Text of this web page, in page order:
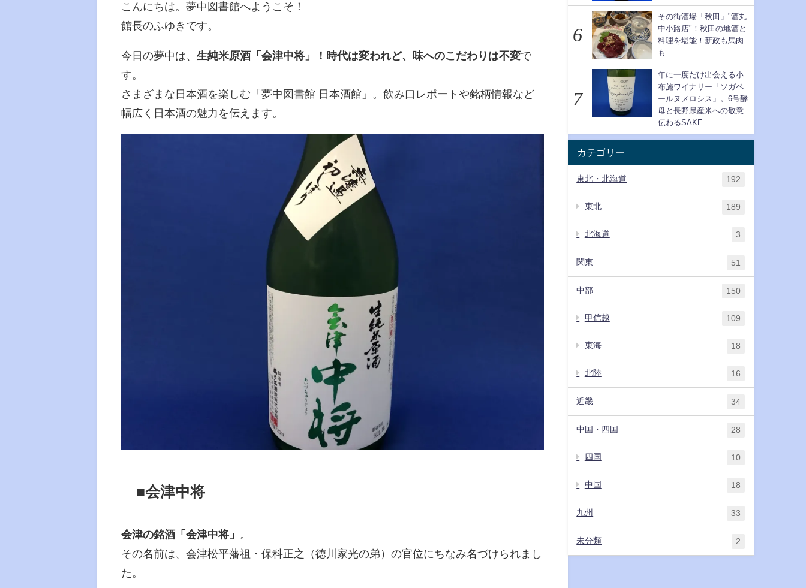
こんにちは。夢中図書館へようこそ！
館長のふゆきです。
今日の夢中は、生純米原酒「会津中将」！時代は変われど、味へのこだわりは不変で
す。
さまざまな日本酒を楽しむ「夢中図書館 日本酒館」。飲み口レポートや銘柄情報など
幅広く日本酒の魅力を伝えます。
■会津中将
会津の銘酒「会津中将」 。
その名前は、会津松平藩祖・保科正之（徳川家光の弟）の官位にちなみ名づけられまし
た。
その街酒場「秋田」"酒丸
中小路店"！秋田の地酒と
料理を堪能！新政も馬肉
も
年に一度だけ出会える小
布施ワイナリー「ソガペ
ールヌメロシス」。6号酵
母と長野県産米への敬意
伝わるSAKE
カテゴリー
東北・北海道 192
東北 189
北海道 3
関東 51
中部 150
甲信越 109
東海 18
北陸 16
近畿 34
中国・四国 28
四国 10
中国 18
九州 33
未分類 2